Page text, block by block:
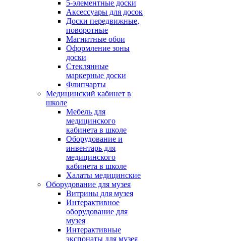
5-элементные доски
Аксессуары для досок
Доски передвижные,
поворотные
Магнитные обои
Оформление зоны
доски
Стеклянные
маркерные доски
Флипчарты
Медицинский кабинет в
школе
Мебель для
медицинского
кабинета в школе
Оборудование и
инвентарь для
медицинского
кабинета в школе
Халаты медицинские
Оборудование для музея
Витрины для музея
Интерактивное
оборудование для
музея
Интерактивные
экспонаты для музея